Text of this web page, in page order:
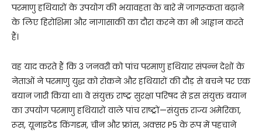
परमाणु हथियारों के उपयोग की भयावहता के बारे में जागरूकता बढ़ाने
के लिए हिरोशिमा और नागासाकी का दौरा करने का भी आह्वान करते
हैं।
वह याद करते हैं कि 3 जनवरी को पांच परमाणु हथियार संपन्न देशों के
नेताओं ने परमाणु युद्ध को रोकने और हथियारों की दौड़ से बचने पर एक
बयान जारी किया था। वे संयुक्त राष्ट्र सुरक्षा परिषद से इस संयुक्त बयान
का उपयोग परमाणु हथियारों वाले पांच राष्ट्रों—संयुक्त राज्य अमेरिका,
रूस, यूनाइटेड किंगडम, चीन और फ्रांस, अक्सर P5 के रूप में पहचाने